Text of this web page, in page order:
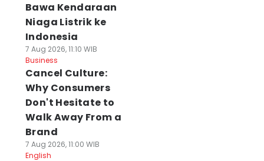
Bawa Kendaraan
Niaga Listrik ke
Indonesia
7 Aug 2026, 11:10 WIB
Business
Cancel Culture:
Why Consumers
Don't Hesitate to
Walk Away From a
Brand
7 Aug 2026, 11:00 WIB
English